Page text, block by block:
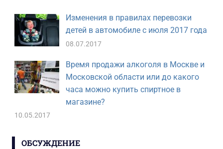
Изменения в правилах перевозки
детей в автомобиле с июля 2017 года
08.07.2017
Время продажи алкоголя в Москве и
Московской области или до какого
часа можно купить спиртное в
магазине?
10.05.2017
ОБСУЖДЕНИЕ